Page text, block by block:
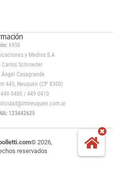
6950
y Medios S.A
Carlos Schroeder
Ángel Casagrande
445, Neuquén (CP 8300)
0400 / 449 0410
123442625
© 2026,
reservados